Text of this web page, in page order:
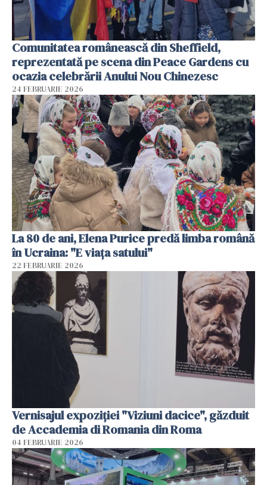
Comunitatea românească din Sheffield,
reprezentată pe scena din Peace Gardens cu
ocazia celebrării Anului Nou Chinezesc
24 FEBRUARIE 2026
La 80 de ani, Elena Purice predă limba română
în Ucraina: "E viața satului"
22 FEBRUARIE 2026
Vernisajul expoziției "Viziuni dacice", găzduit
de Accademia di Romania din Roma
04 FEBRUARIE 2026